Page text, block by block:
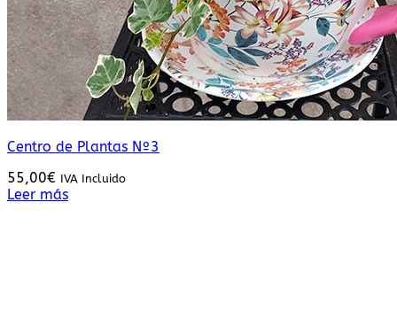
Centro de Plantas Nº3
55,00€ IVA Incluido
Leer más